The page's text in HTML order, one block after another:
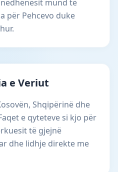
mund të
për Pehcevo duke
e Veriut
Shqipërinë dhe
e qyteteve si kjo për
të gjejnë
dhe lidhje direkte me